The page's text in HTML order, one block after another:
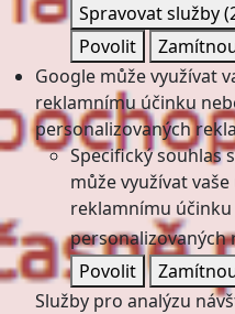
Spravovat služby
Povolit
Google může využívat
reklamnímu účinku
personalizovaných
Specifický souhlas
může využívat
reklamnímu
personalizovaných
Povolit
Služby pro analýzu